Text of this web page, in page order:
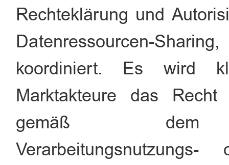
Rechteklärung und
Datenressourcen-
koordiniert. Es wird
Marktakteure das
gemäß dem